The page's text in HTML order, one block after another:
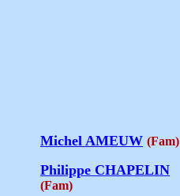
Michel AMEUW (Fam)
Philippe CHAPELIN
(Fam)